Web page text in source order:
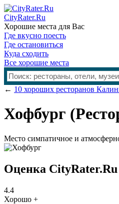
CityRater.Ru
Хорошие места для Вас
Где вкусно поесть
Где остановиться
Куда сходить
Все хорошие места
← 10 хороших ресторанов
Хофбург
Место симпатичное и
Оценка CityRater.Ru
4.4
Хорошо +